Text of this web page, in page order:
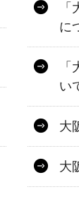
に
い
大
大